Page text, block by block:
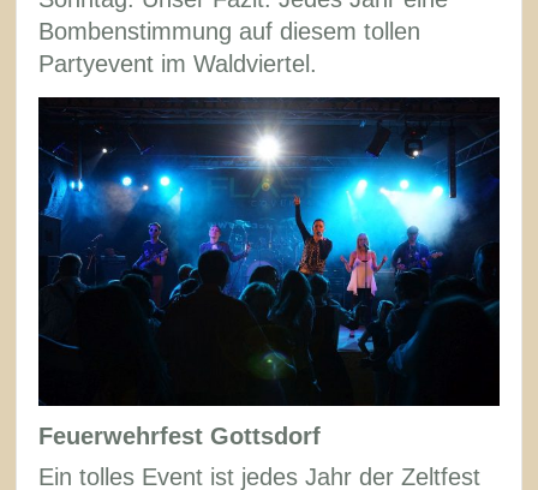
Bombenstimmung auf diesem tollen
Partyevent im Waldviertel.
Feuerwehrfest Gottsdorf
Ein tolles Event ist jedes Jahr der Zeltfest